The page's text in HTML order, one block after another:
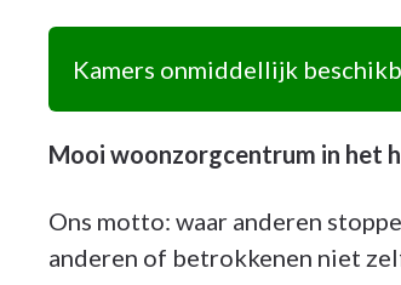
Kamers onmiddellijk
Mooi woonzorgcentrum in het
Ons motto: waar anderen
anderen of betrokkenen niet